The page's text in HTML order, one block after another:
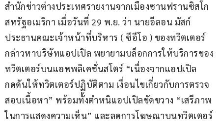
สำนักข่าวต่างประเทศรายงานจากเมืองซานฟรานซิสโก
สหรัฐอเมริกา เมื่อวันที่ 29 พ.ย. ว่า นายอีลอน มัสก์
ประธานคณะเจ้าหน้าที่บริหาร ( ซีอีโอ ) ของทวิตเตอร์
กล่าวหาบริษัทแอปเปิล พยายามบล็อกการให้บริการของ
ทวิตเตอร์บนแอพพลิเคชั่นสโตร์ “เนื่องจากแอปเปิล
กดดันให้ทวิตเตอร์ปฏิบัติตาม เงื่อนไขเกี่ยวกับการตรวจ
สอบเนื้อหา” พร้อมทั้งตำหนิแอปเปิลขัดขวาง “เสรีภาพ
ในการแสดงความเห็น” และลดการโฆษณาบนทวิตเตอร์